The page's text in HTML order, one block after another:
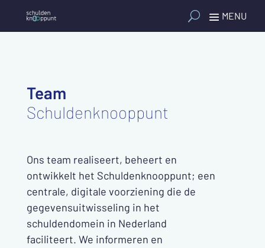
Team
Schuldenknooppunt
Ons team realiseert, beheert en
ontwikkelt het Schuldenknooppunt; een
centrale, digitale voorziening die de
gegevensuitwisseling in het
schuldendomein in Nederland
faciliteert. We informeren en